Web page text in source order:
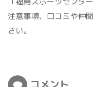
注意事項、口コミや仲
さい。
コメント